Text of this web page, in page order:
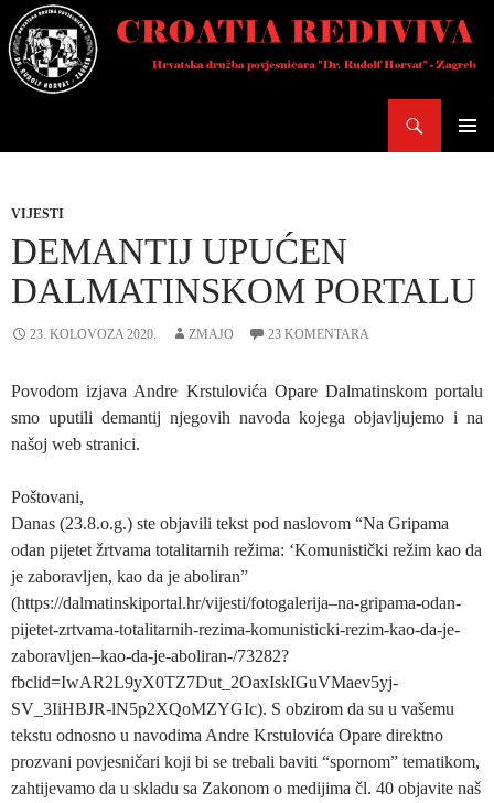
Skoči
do
sadržaja
VIJESTI
DEMANTIJ UPUĆEN
DALMATINSKOM PORTALU
23. KOLOVOZA 2020. ZMAJO 23 KOMENTARA
Povodom izjava Andre Krstulovića Opare Dalmatinskom portalu
smo uputili demantij njegovih navoda kojega objavljujemo i na
našoj web stranici.
Poštovani,
Danas (23.8.o.g.) ste objavili tekst pod naslovom “Na Gripama
odan pijetet žrtvama totalitarnih režima: ‘Komunistički režim kao da
je zaboravljen, kao da je aboliran”
(https://dalmatinskiportal.hr/vijesti/fotogalerija–na-gripama-odan-
pijetet-zrtvama-totalitarnih-rezima-komunisticki-rezim-kao-da-je-
zaboravljen–kao-da-je-aboliran-/73282?
fbclid=IwAR2L9yX0TZ7Dut_2OaxIskIGuVMaev5yj-
SV_3IiHBJR-lN5p2XQoMZYGIc). S obzirom da su u vašemu
tekstu odnosno u navodima Andre Krstulovića Opare direktno
prozvani povjesničari koji bi se trebali baviti “spornom” tematikom,
zahtijevamo da u skladu sa Zakonom o medijima čl. 40 objavite naš